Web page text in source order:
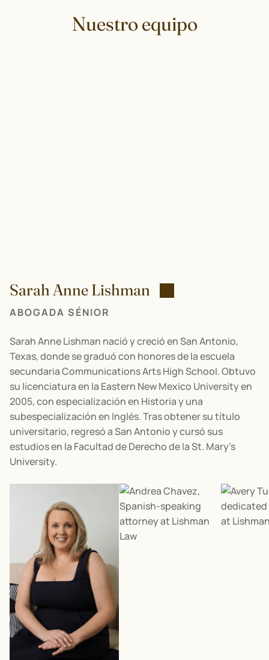
Nuestro equipo
Sarah Anne Lishman
ABOGADA SÉNIOR
Sarah Anne Lishman nació y creció en San Antonio,
Texas, donde se graduó con honores de la escuela
secundaria Communications Arts High School. Obtuvo
su licenciatura en la Eastern New Mexico University en
2005, con especialización en Historia y una
subespecialización en Inglés. Tras obtener su título
universitario, regresó a San Antonio y cursó sus
estudios en la Facultad de Derecho de la St. Mary’s
University.